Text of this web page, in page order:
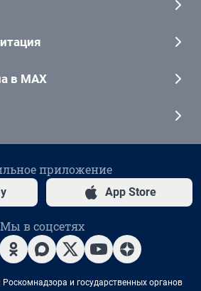
в MAX
приложение
App Store
Мы в соцсетях
и государственных органов